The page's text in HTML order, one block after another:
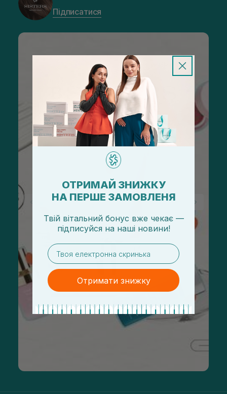
Підписатися
ОТРИМАЙ ЗНИЖКУ
НА ПЕРШЕ ЗАМОВЛЕНЯ
Твій вітальний бонус вже чекає —
підписуйся на наші новини!
email
Отримати знижку